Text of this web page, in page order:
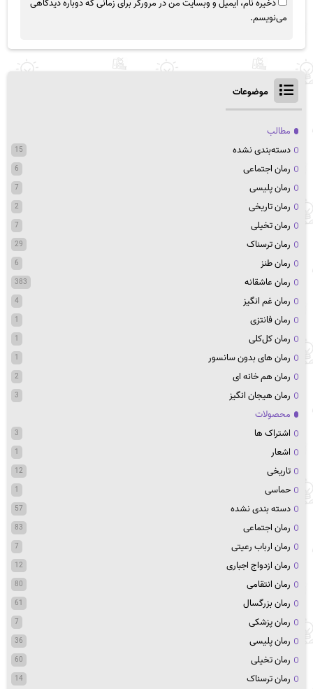
ذخیره نام، ایمیل و وبسایت من در مرورگر برای زمانی که دوباره دیدگاهی
می‌نویسم.
موضوعات
مطالب
دسته‌بندی نشده
15
رمان اجتماعی 6
رمان پلیسی 7
رمان تاریخی 2
رمان تخیلی 7
رمان ترسناک 29
رمان طنز 6
رمان عاشقانه 383
رمان غم انگیز 4
رمان فانتزی 1
رمان کل‌کلی 1
رمان های بدون سانسور 1
رمان هم خانه ای 2
رمان هیجان انگیز 3
محصولات
اشتراک ها
3
اشعار 1
تاریخی 12
حماسی 1
دسته بندی نشده 57
رمان اجتماعی 83
رمان ارباب رعیتی 7
رمان ازدواج اجباری 12
رمان انتقامی 80
رمان بزرگسال 61
رمان پزشکی 7
رمان پلیسی 36
رمان تخیلی 60
رمان ترسناک 14